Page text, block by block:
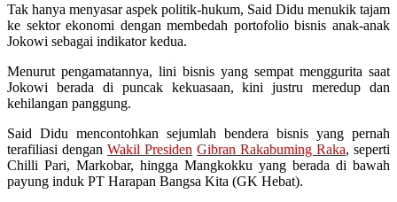
Tak hanya menyasar aspek politik-hukum, Said Didu menukik tajam
ke sektor ekonomi dengan membedah portofolio bisnis anak-anak
Jokowi sebagai indikator kedua.
Menurut pengamatannya, lini bisnis yang sempat menggurita saat
Jokowi berada di puncak kekuasaan, kini justru meredup dan
kehilangan panggung.
Said Didu mencontohkan sejumlah bendera bisnis yang pernah
terafiliasi dengan Wakil Presiden Gibran Rakabuming Raka, seperti
Chilli Pari, Markobar, hingga Mangkokku yang berada di bawah
payung induk PT Harapan Bangsa Kita (GK Hebat).